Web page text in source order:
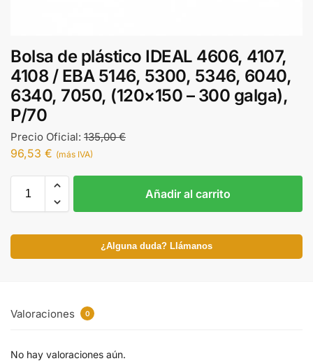
Bolsa de plástico IDEAL 4606, 4107,
4108 / EBA 5146, 5300, 5346, 6040,
6340, 7050, (120×150 – 300 galga),
P/70
Precio Oficial: 135,00€
96,53 € (más IVA)
Añadir al carrito
¿Alguna duda? Llámanos
Valoraciones 0
No hay valoraciones aún.